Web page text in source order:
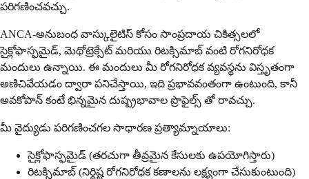
పరిగణించవచ్చు.
ANCA-అనుబంధ వాస్కులైటిస్ కోసం సాంప్రదాయ చికిత్సలలో
సైక్లోఫాస్ఫమైడ్, మెథోట్రెక్సేట్ మరియు రిటక్సిమాబ్ వంటి రోగనిరోధక
మందులు ఉన్నాయి. ఈ మందులు మీ రోగనిరోధక వ్యవస్థను విస్తృతంగా
అణిచివేయడం ద్వారా పనిచేస్తాయి, ఇది ప్రభావవంతంగా ఉంటుంది, కానీ
అవకోపాన్ కంటే భిన్నమైన దుష్ప్రభావాల ప్రొఫైల్స్ తో రావచ్చు.
మీ వైద్యుడు పరిగణించగల సాధారణ ప్రత్యామ్నాయాలు:
సైక్లోఫాస్ఫమైడ్ (తరచుగా తీవ్రమైన కేసులకు ఉపయోగిస్తారు)
రిటక్సిమాబ్ (నిర్దిష్ట రోగనిరోధక కణాలను లక్ష్యంగా చేసుకుంటుంది)